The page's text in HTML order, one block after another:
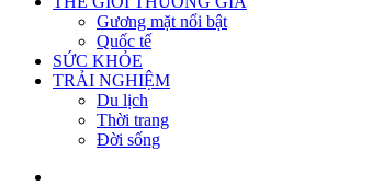
Gương mặt nổi bật
Quốc tế
SỨC KHỎE
TRẢI NGHIỆM
Du lịch
Thời trang
Đời sống